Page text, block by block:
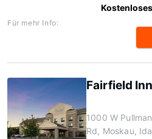
Für mehr Info:
Fairfield
1000 W Pullman
Rd, Moskau,